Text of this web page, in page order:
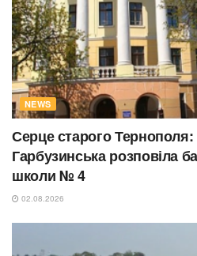
NEWS
Серце старого
Гарбузинська розповіла
школи № 4
02.08.2026